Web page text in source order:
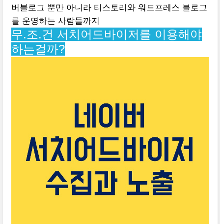
버블로그 뿐만 아니라 티스토리와 워드프레스 블로그
를 운영하는 사람들까지
무.조.건 서치어드바이저를 이용해야
하는걸까?